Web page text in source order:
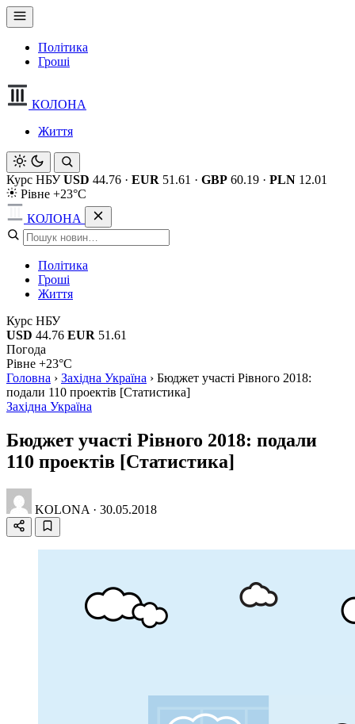
Політика
Гроші
КОЛОНА
Життя
Курс НБУ USD 44.76 · EUR 51.61 · GBP 60.19 · PLN 12.01
Рівне +23°C
КОЛОНА
Політика
Гроші
Життя
Курс НБУ
USD 44.76 EUR 51.61
Погода
Рівне +23°C
Головна › Західна Україна › Бюджет участі Рівного 2018:
подали 110 проектів [Статистика]
Західна Україна
Бюджет участі Рівного 2018: подали
110 проектів [Статистика]
KOLONA · 30.05.2018